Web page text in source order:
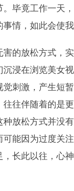
。毕竟工作一天
情，如此会使我
害的放松方式，
浸在浏览美女视
觉刺激，产生短
往往伴随着的是
放松方式并没
可能因为过度关
，长此以往，心